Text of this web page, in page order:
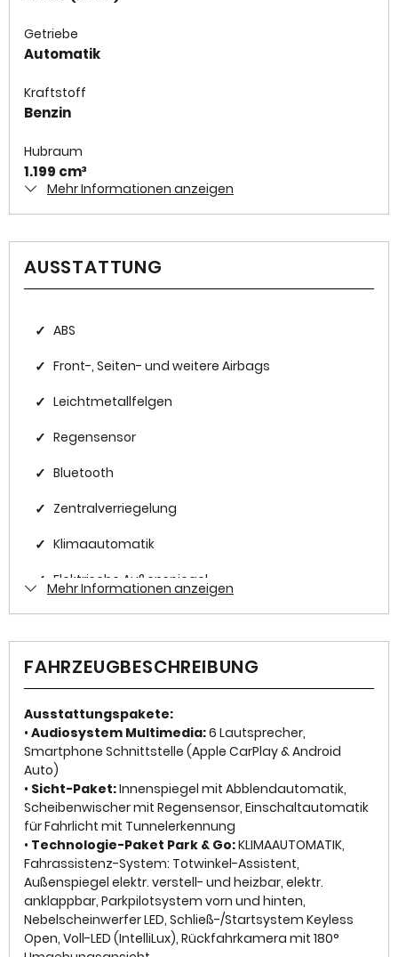
Getriebe
Automatik
Kraftstoff
Benzin
Hubraum
1.199 cm³
Antriebsart
Zylinder
3
Karosserieform
HISTORIE
29.140 km
Erstzulassung
2024-05
Zustand
Gebraucht
Farbe (Hersteller)
DIAMOND BLACK
AUSSTATTUNG
Anzahl der Türen
4/5
Anzahl Sitzplätze
5
Innenfarbe
Mehr Informationen anzeigen
AUSSTATTUNG
✓ ABS
✓ Front-, Seiten- und weitere Airbags
✓ Leichtmetallfelgen
✓ Regensensor
✓ Bluetooth
✓ Zentralverriegelung
✓ Klimaautomatik
✓ Elektrische Außenspiegel
✓ Elektrische Fensterheber
✓ Freisprecheinrichtung
✓ Wegfahrsperre
✓ Isofix
✓ Multifunktionslenkrad
✓ LED-Scheinwerfer
✓ Servolenkung
✓ Traktionskontrolle
✓ Lederlenkrad
Mehr Informationen anzeigen
FAHRZEUGBESCHREIBUNG
Ausstattungspakete:
• Audiosystem Multimedia:6 Lautsprecher,
Smartphone Schnittstelle (Apple CarPlay & Android
Auto)
• Sicht-Paket:Innenspiegel mit Abblendautomatik,
Scheibenwischer mit Regensensor, Einschaltautomatik
für Fahrlicht mit Tunnelerkennung
• Technologie-Paket Park & Go:KLIMAAUTOMATIK,
Fahrassistenz-System: Totwinkel-Assistent,
Außenspiegel elektr. verstell- und heizbar, elektr.
anklappbar, Parkpilotsystem vorn und hinten,
Nebelscheinwerfer LED, Schließ-/Startsystem Keyless
Open, Voll-LED (IntelliLux), Rückfahrkamera mit 180°